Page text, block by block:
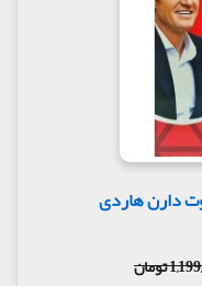
دارن هاردی
تومان